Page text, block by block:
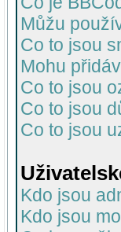
Můžu
Co to jsou
Mohu
Co to jsou
Co to jsou
Co to jsou
Kdo jsou
Kdo jsou